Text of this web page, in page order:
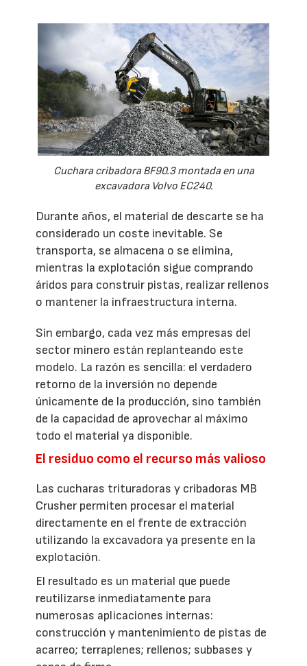
Cuchara cribadora BF90.3 montada en una
excavadora Volvo EC240.
Durante años, el material de descarte se ha
considerado un coste inevitable. Se
transporta, se almacena o se elimina,
mientras la explotación sigue comprando
áridos para construir pistas, realizar rellenos
o mantener la infraestructura interna.
Sin embargo, cada vez más empresas del
sector minero están replanteando este
modelo. La razón es sencilla: el verdadero
retorno de la inversión no depende
únicamente de la producción, sino también
de la capacidad de aprovechar al máximo
todo el material ya disponible.
El residuo como el recurso más valioso
Las cucharas trituradoras y cribadoras MB
Crusher permiten procesar el material
directamente en el frente de extracción
utilizando la excavadora ya presente en la
explotación.
El resultado es un material que puede
reutilizarse inmediatamente para
numerosas aplicaciones internas:
construcción y mantenimiento de pistas de
acarreo; terraplenes; rellenos; subbases y